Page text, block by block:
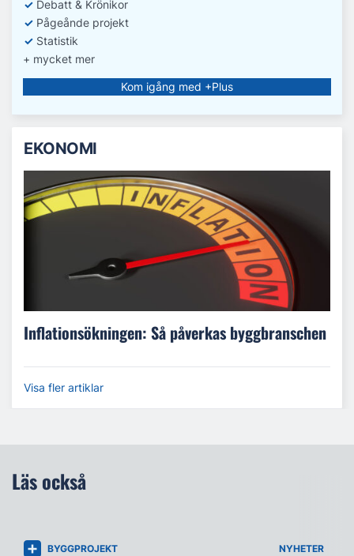
✓ Debatt & Krönikor
✓ Pågeånde projekt
✓ Statistik
+ mycket mer
Kom igång med +Plus
EKONOMI
Inflationsökningen: Så påverkas byggbranschen
Visa fler artiklar
Läs också
BYGGPROJEKT NYHETER